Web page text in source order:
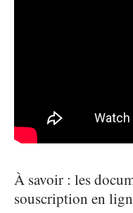
À savoir : les
souscription en